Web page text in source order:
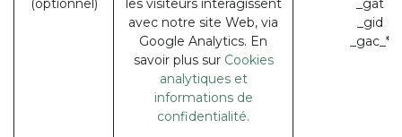
(optionnel)
les visiteurs interagissent
avec notre site Web, via
Google Analytics. En
savoir plus sur Cookies
analytiques et
informations de
confidentialité.
_gat
_gid
_gac_*